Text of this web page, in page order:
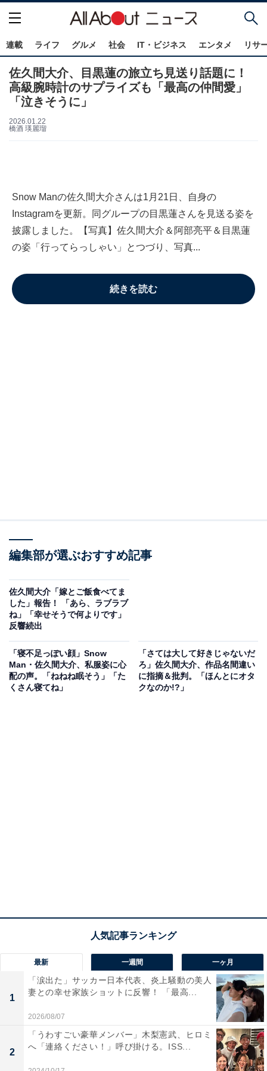
連載 ライフ グルメ 社会 IT・ビジネス エンタメ リサ
佐久間大介、目黒蓮の旅立ち見送り話題に！
高級腕時計のサプライズも「最高の仲間愛」
「泣きそうに」
2026.01.22
橋酒 瑛麗瑠
Snow Manの佐久間大介さんは1月21日、自身の
Instagramを更新。同グループの目黒蓮さんを見送る姿を
披露しました。【写真】佐久間大介＆阿部亮平＆目黒蓮
の姿「行ってらっしゃい」とつづり、写真...
続きを読む
編集部が選ぶおすすめ記事
佐久間大介「嫁とご飯食べてま
した」報告！ 「あら、ラブラブ
ね」「幸せそうで何よりです」
反響続出
「寝不足っぽい顔」Snow
Man・佐久間大介、私服姿に心
配の声。「ねねね眠そう」「た
くさん寝てね」
「さては大して好きじゃないだ
ろ」佐久間大介、作品名間違い
に指摘＆批判。「ほんとにオタ
クなのか!?」
最新 一週間 一ヶ月
1
「涙出た」サッカー日本代表、炎上騒動の美人
妻との幸せ家族ショットに反響！ 「最高...
2026/08/07
2
「うわすごい豪華メンバー」木梨憲武、ヒロミ
へ「連絡ください！」呼び掛ける。ISS...